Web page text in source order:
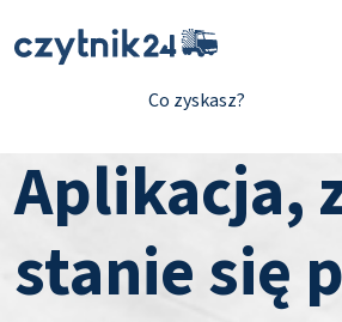
Co zyskasz?
Aplikacja,
stanie się